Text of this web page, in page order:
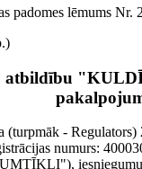
padomes lēmums Nr.
atbildību
-
numurs:
iesniegumu